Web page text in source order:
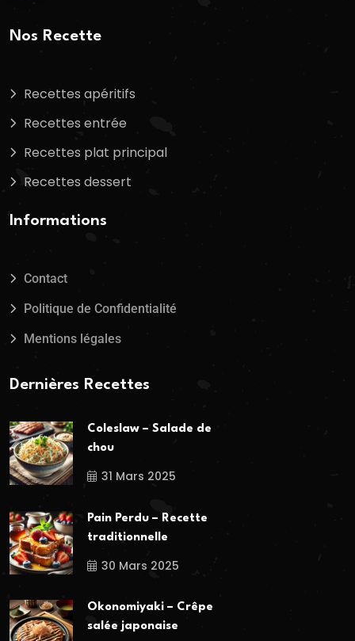
Nos Recette
Recettes apéritifs
Recettes entrée
Recettes plat principal
Recettes dessert
Informations
Contact
Politique de Confidentialité
Mentions légales
Dernières Recettes
Coleslaw – Salade de
chou
31 Mars 2025
Pain Perdu – Recette
traditionnelle
30 Mars 2025
Okonomiyaki – Crêpe
salée japonaise